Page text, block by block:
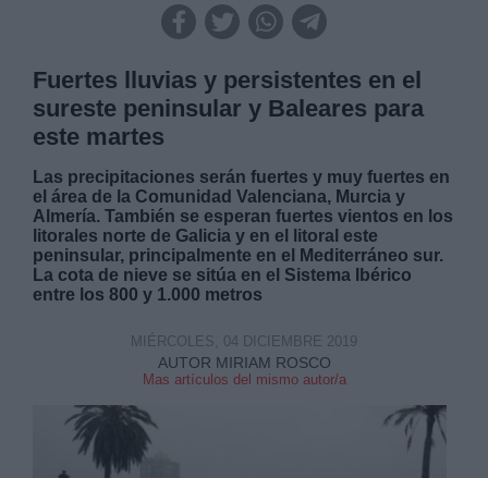
Fuertes lluvias y persistentes en el
sureste peninsular y Baleares para
este martes
Las precipitaciones serán fuertes y muy fuertes en
el área de la Comunidad Valenciana, Murcia y
Almería. También se esperan fuertes vientos en los
litorales norte de Galicia y en el litoral este
peninsular, principalmente en el Mediterráneo sur.
La cota de nieve se sitúa en el Sistema Ibérico
entre los 800 y 1.000 metros
AUTOR MIRIAM ROSCO
Mas artículos del mismo autor/a
MIÉRCOLES, 04 DICIEMBRE 2019